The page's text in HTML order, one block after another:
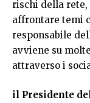
rischi della rete,
affrontare temi
responsabile
avviene su
attraverso i
il Presidente